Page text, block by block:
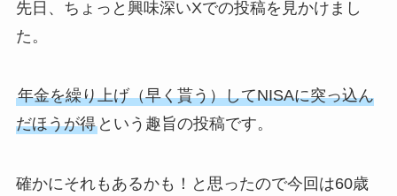
先日、ちょっと興味深いXでの投稿を見かけまし
た。
年金を繰り上げ（早く貰う）してNISAに突っ込ん
だほうが得という趣旨の投稿です。
確かにそれもあるかも！と思ったので今回は60歳